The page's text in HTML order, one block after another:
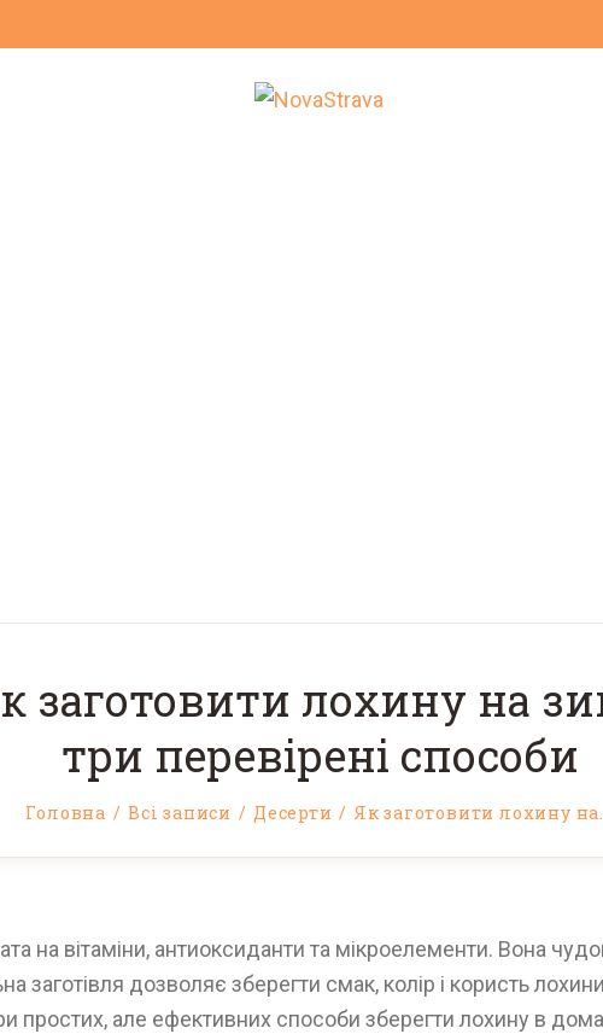
заготовити лохину на
три перевірені способи
Головна Всі записи Десерти Як заготовити лохину на...
на вітаміни, антиоксиданти та мікроелементи. Вона
заготівля дозволяє зберегти смак, колір і користь
простих, але ефективних способи зберегти лохину в